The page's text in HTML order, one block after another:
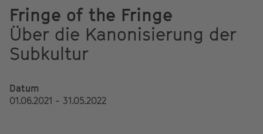
Fringe of the Fringe
Über die Kanonisierung der
Subkultur
Datum
01.06.2021 - 31.05.2022